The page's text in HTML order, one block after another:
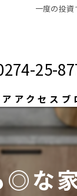
一度の投
25-
アクセス ブ
◎な